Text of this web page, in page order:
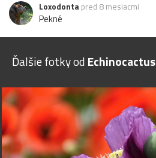
Loxodonta pred 8 mesiacmi
Pekné
Ďalšie fotky od Echinocactus